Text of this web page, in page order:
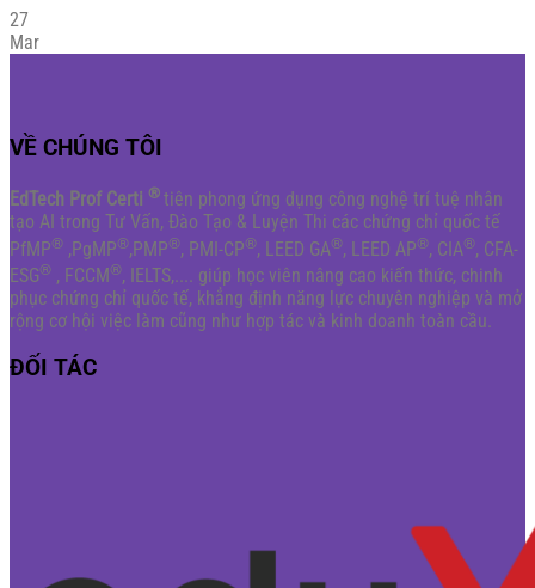
27
Mar
VỀ CHÚNG TÔI
EdTech Prof Certi ® tiên phong ứng dụng công nghệ trí tuệ nhân
tạo AI trong Tư Vấn, Đào Tạo & Luyện Thi các chứng chỉ quốc tế
PfMP® ,PgMP®,PMP®, PMI-CP®, LEED GA®, LEED AP®, CIA®, CFA-
ESG® , FCCM®, IELTS,.... giúp học viên nâng cao kiến thức, chinh
phục chứng chỉ quốc tế, khẳng định năng lực chuyên nghiệp và mở
rộng cơ hội việc làm cũng như hợp tác và kinh doanh toàn cầu.
ĐỐI TÁC